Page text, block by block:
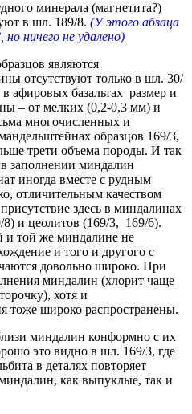
минерала (магнетита?)
в шл. 189/8. (У этого абзаца
но ничего не удалено)
являются
отсутствуют только в шл. 30/
афировых базальтах размер и
– от мелких (0,2-0,3 мм) и
многочисленных и
образцов 169/3,
трети объема породы. И так
заполнении миндалин
иногда вместе с рудным
отличительным качеством
здесь в миндалинах
и цеолитов (169/3, 169/6).
и той же миндалине не
и того и другого с
довольно широко. При
миндалин (хлорит чаще
хотя и
тоже широко распространены.
миндалин конформно с их
это видно в шл. 169/3, где
в деталях повторяет
как выпуклые, так и